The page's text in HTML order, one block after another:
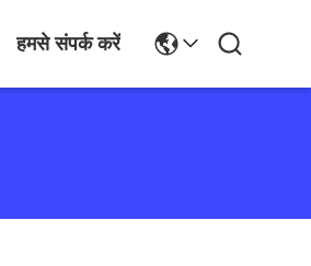
हमसे संपर्क करें